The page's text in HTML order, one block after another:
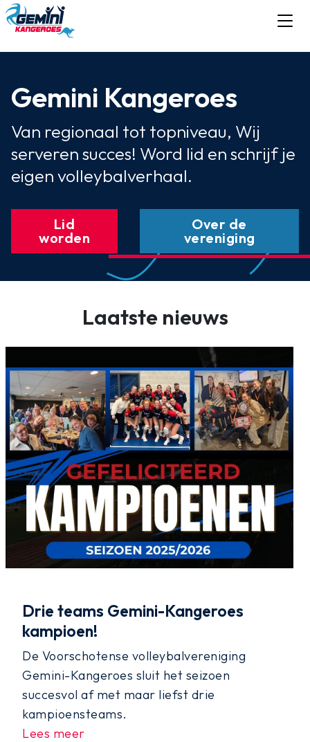
Gemini Kangeroes
Van regionaal tot topniveau, Wij
serveren succes! Word lid en schrijf je
eigen volleybalverhaal.
Lid
worden
Over de
vereniging
Laatste nieuws
Drie teams Gemini-Kangeroes
kampioen!
De Voorschotense volleybalvereniging
Gemini-Kangeroes sluit het seizoen
succesvol af met maar liefst drie
kampioensteams.
Lees meer